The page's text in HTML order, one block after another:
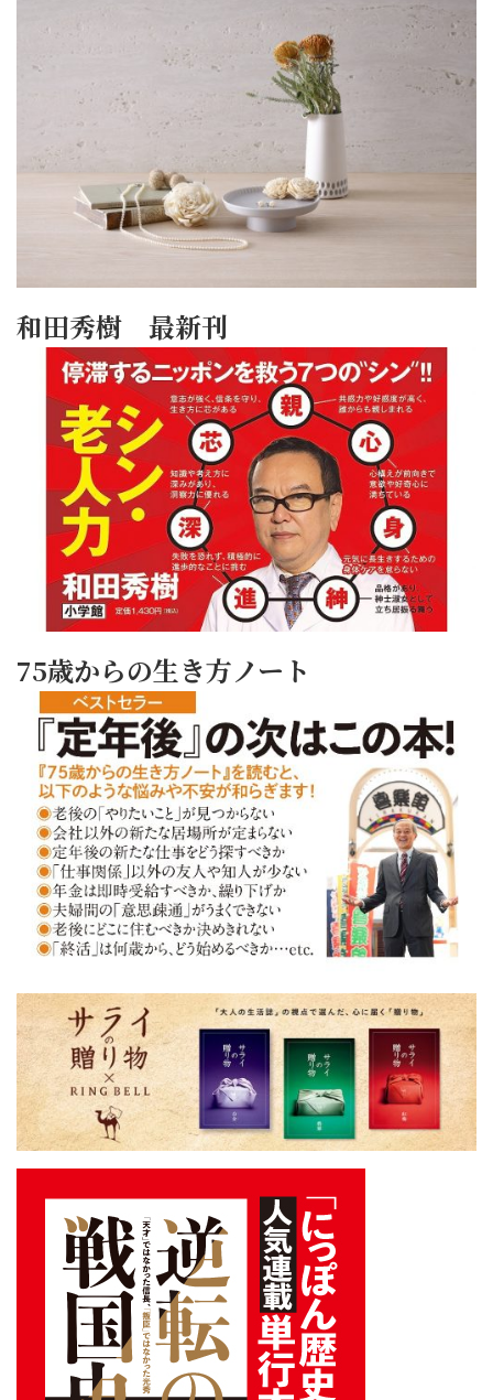
和田秀樹 最新刊
75歳からの生き方ノート